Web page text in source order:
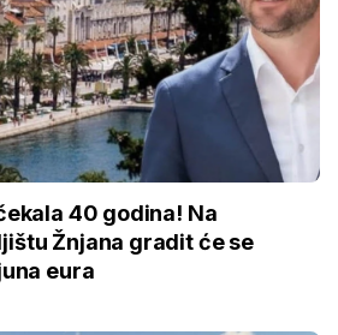
40 godina! Na
Žnjana gradit će se
eura